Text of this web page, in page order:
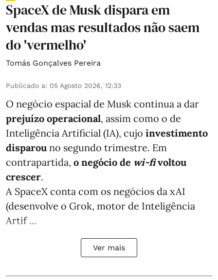
SpaceX de Musk dispara em
vendas mas resultados não saem
do 'vermelho'
Tomás Gonçalves Pereira
Publicado a: 05 Agosto 2026, 12:33
O negócio espacial de Musk continua a dar
prejuízo operacional, assim como o de
Inteligência Artificial (IA), cujo investimento
disparou no segundo trimestre. Em
contrapartida, o negócio de wi-fivoltou
crescer.
A SpaceX conta com os negócios da xAI
(desenvolve o Grok, motor de Inteligência
Artif ...
Ver mais